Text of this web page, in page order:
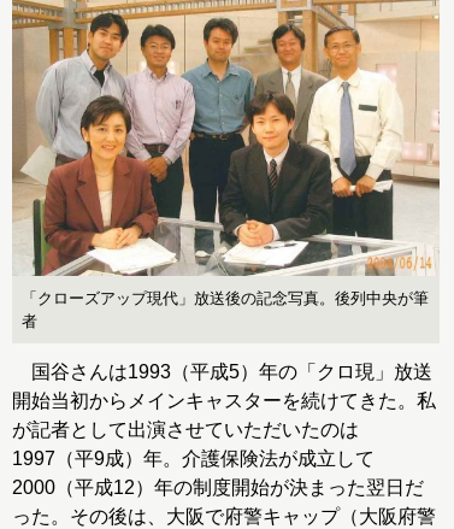
「クローズアップ現代」放送後の記念写真。後列中央が筆
者
国谷さんは1993（平成5）年の「クロ現」放送
開始当初からメインキャスターを続けてきた。私
が記者として出演させていただいたのは
1997（平9成）年。介護保険法が成立して
2000（平成12）年の制度開始が決まった翌日だ
った。その後は、大阪で府警キャップ（大阪府警